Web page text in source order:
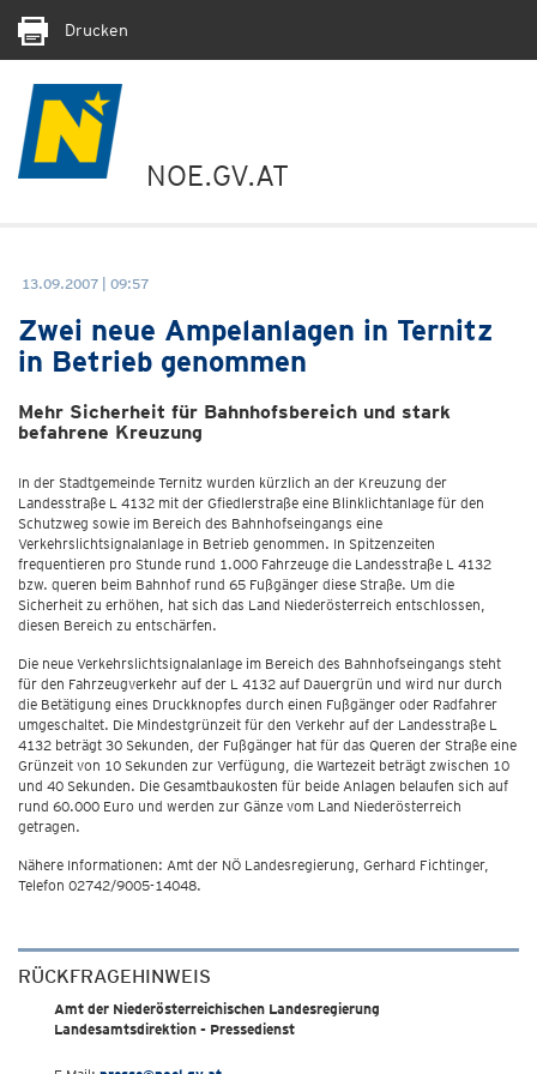
Drucken
NOE.GV.AT
13.09.2007 | 09:57
Zwei neue Ampelanlagen in Ternitz
in Betrieb genommen
Mehr Sicherheit für Bahnhofsbereich und stark
befahrene Kreuzung
In der Stadtgemeinde Ternitz wurden kürzlich an der Kreuzung der
Landesstraße L 4132 mit der Gfiedlerstraße eine Blinklichtanlage für den
Schutzweg sowie im Bereich des Bahnhofseingangs eine
Verkehrslichtsignalanlage in Betrieb genommen. In Spitzenzeiten
frequentieren pro Stunde rund 1.000 Fahrzeuge die Landesstraße L 4132
bzw. queren beim Bahnhof rund 65 Fußgänger diese Straße. Um die
Sicherheit zu erhöhen, hat sich das Land Niederösterreich entschlossen,
diesen Bereich zu entschärfen.
Die neue Verkehrslichtsignalanlage im Bereich des Bahnhofseingangs steht
für den Fahrzeugverkehr auf der L 4132 auf Dauergrün und wird nur durch
die Betätigung eines Druckknopfes durch einen Fußgänger oder Radfahrer
umgeschaltet. Die Mindestgrünzeit für den Verkehr auf der Landesstraße L
4132 beträgt 30 Sekunden, der Fußgänger hat für das Queren der Straße eine
Grünzeit von 10 Sekunden zur Verfügung, die Wartezeit beträgt zwischen 10
und 40 Sekunden. Die Gesamtbaukosten für beide Anlagen belaufen sich auf
rund 60.000 Euro und werden zur Gänze vom Land Niederösterreich
getragen.
Nähere Informationen: Amt der NÖ Landesregierung, Gerhard Fichtinger,
Telefon 02742/9005-14048.
RÜCKFRAGEHINWEIS
Amt der Niederösterreichischen Landesregierung
Landesamtsdirektion - Pressedienst